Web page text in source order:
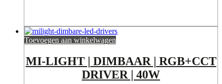
Toevoegen aan winkelwagen
MI-LIGHT | DIMBAAR | RGB+CCT
DRIVER | 40W